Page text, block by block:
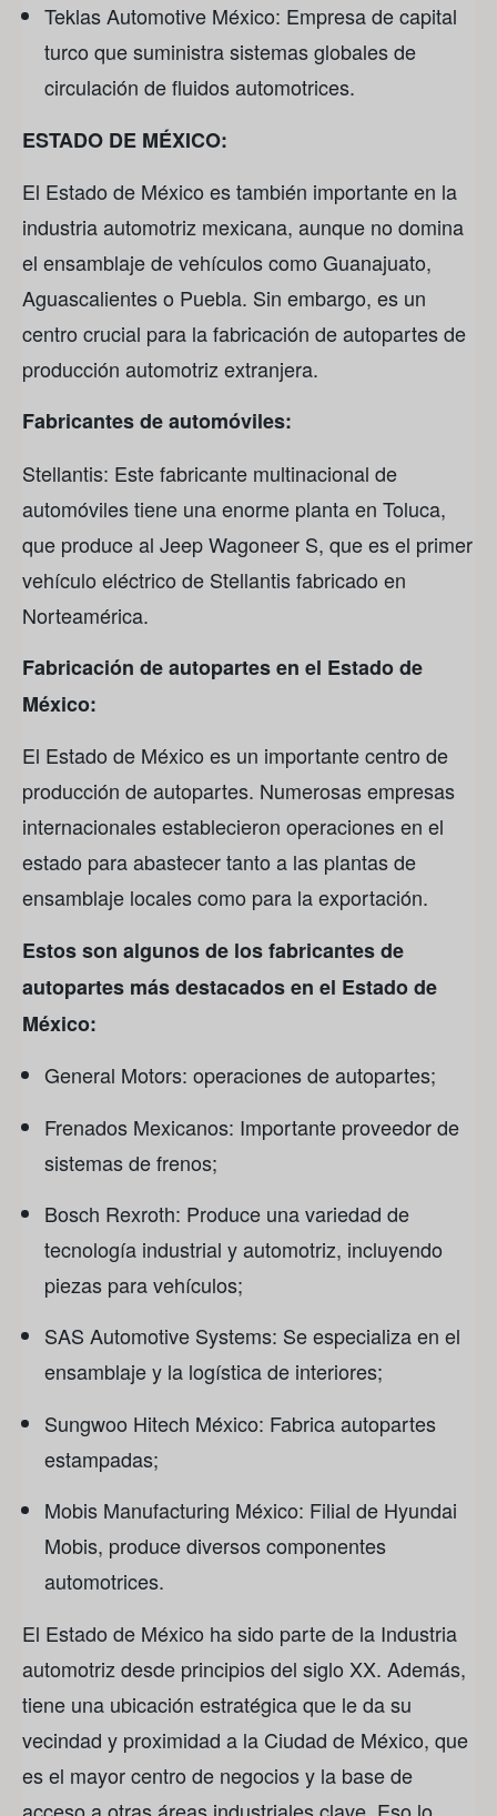
Teklas Automotive México: Empresa de capital
turco que suministra sistemas globales de
circulación de fluidos automotrices.
ESTADO DE MÉXICO:
El Estado de México es también importante en la
industria automotriz mexicana, aunque no domina
el ensamblaje de vehículos como Guanajuato,
Aguascalientes o Puebla. Sin embargo, es un
centro crucial para la fabricación de autopartes de
producción automotriz extranjera.
Fabricantes de automóviles:
Stellantis: Este fabricante multinacional de
automóviles tiene una enorme planta en Toluca,
que produce al Jeep Wagoneer S, que es el primer
vehículo eléctrico de Stellantis fabricado en
Norteamérica.
Fabricación de autopartes en el Estado de
México:
El Estado de México es un importante centro de
producción de autopartes. Numerosas empresas
internacionales establecieron operaciones en el
estado para abastecer tanto a las plantas de
ensamblaje locales como para la exportación.
Estos son algunos de los fabricantes de
autopartes más destacados en el Estado de
México:
General Motors: operaciones de autopartes;
Frenados Mexicanos: Importante proveedor de
sistemas de frenos;
Bosch Rexroth: Produce una variedad de
tecnología industrial y automotriz, incluyendo
piezas para vehículos;
SAS Automotive Systems: Se especializa en el
ensamblaje y la logística de interiores;
Sungwoo Hitech México: Fabrica autopartes
estampadas;
Mobis Manufacturing México: Filial de Hyundai
Mobis, produce diversos componentes
automotrices.
El Estado de México ha sido parte de la Industria
automotriz desde principios del siglo XX. Además,
tiene una ubicación estratégica que le da su
vecindad y proximidad a la Ciudad de México, que
es el mayor centro de negocios y la base de
acceso a otras áreas industriales clave. Eso lo